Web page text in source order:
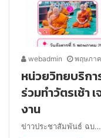
webadmin พฤษภา
หน่วยวิทยบริกา
ร่วมทำวัตรเช้า
งาน
ข่าวประชาสัมพันธ์ ฉบ…